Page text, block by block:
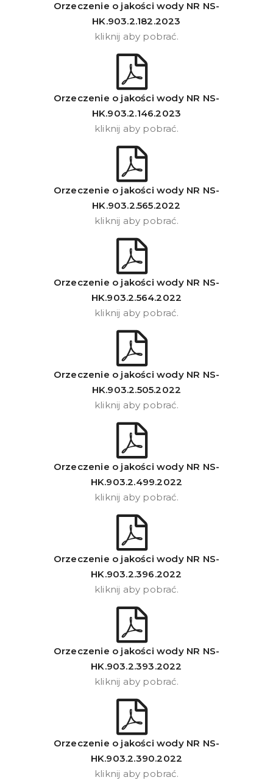
Orzeczenie o jakości wody NR NS-
HK.903.2.182.2023
kliknij aby pobrać.
Orzeczenie o jakości wody NR NS-
HK.903.2.146.2023
kliknij aby pobrać.
Orzeczenie o jakości wody NR NS-
HK.903.2.565.2022
kliknij aby pobrać.
Orzeczenie o jakości wody NR NS-
HK.903.2.564.2022
kliknij aby pobrać.
Orzeczenie o jakości wody NR NS-
HK.903.2.505.2022
kliknij aby pobrać.
Orzeczenie o jakości wody NR NS-
HK.903.2.499.2022
kliknij aby pobrać.
Orzeczenie o jakości wody NR NS-
HK.903.2.396.2022
kliknij aby pobrać.
Orzeczenie o jakości wody NR NS-
HK.903.2.393.2022
kliknij aby pobrać.
Orzeczenie o jakości wody NR NS-
HK.903.2.390.2022
kliknij aby pobrać.